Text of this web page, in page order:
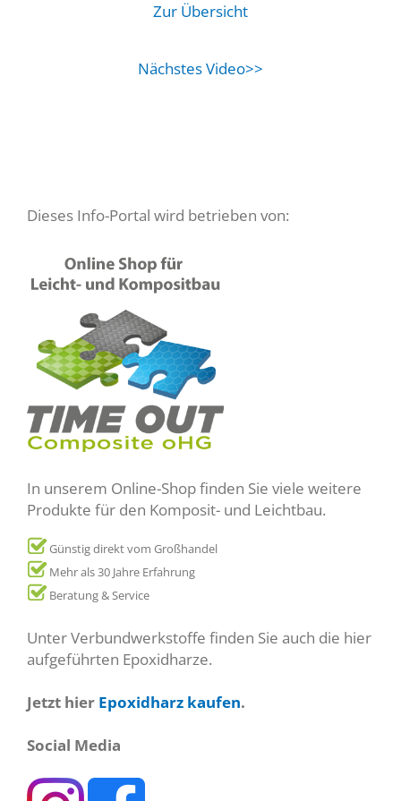
Zur Übersicht
Nächstes Video>>
Dieses Info-Portal wird betrieben von:
In unserem Online-Shop finden Sie viele weitere
Produkte für den Komposit- und Leichtbau.
Günstig direkt vom Großhandel
Mehr als 30 Jahre Erfahrung
Beratung & Service
Unter Verbundwerkstoffe finden Sie auch die hier
aufgeführten Epoxidharze.
Jetzt hier Epoxidharz kaufen.
Social Media